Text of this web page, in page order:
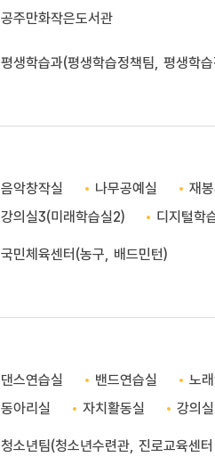
공주만화작은도서관
평생학습과(평생학습정책팀, 평생학
음악창작실 나무공예실 재
강의실3(미래학습실2)
디지털학
국민체육센터(농구, 배드민턴)
댄스연습실 밴드연습실 노
동아리실
자치활동실 강의
청소년팀(청소년수련관, 진로교육센